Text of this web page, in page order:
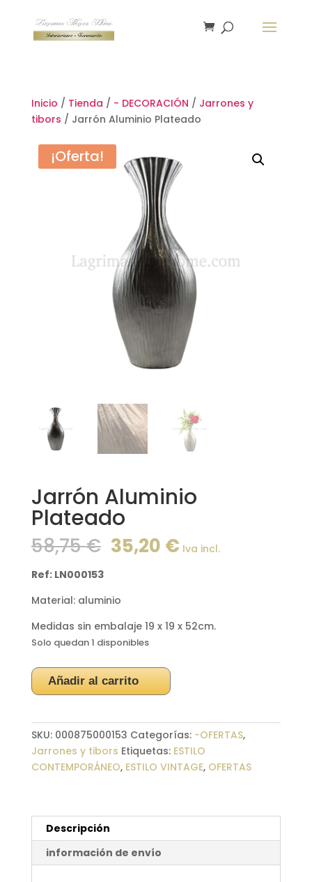
Inicio / Tienda / - DECORACIÓN / Jarrones y
tibors / Jarrón Aluminio Plateado
¡Oferta!
Jarrón Aluminio
Plateado
58,75€ El
precio
era:
58,75 €.
35,20 €El
Iva incl.
Ref: LN000153
Material: aluminio
Medidas sin embalaje 19 x 19 x 52cm.
Solo quedan 1 disponibles
Jarrón
Aluminio
cantidad
Añadir al carrito
SKU: 000875000153 Categorías: -OFERTAS,
Jarrones y tibors Etiquetas: ESTILO
CONTEMPORÁNEO, ESTILO VINTAGE, OFERTAS
Descripción
información de envío